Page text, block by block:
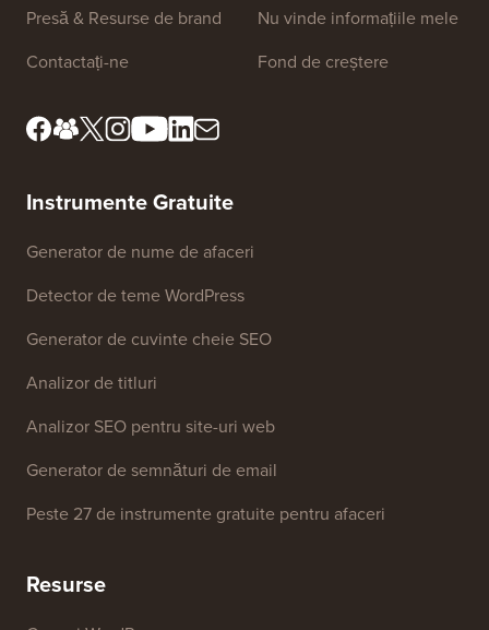
Despre noi
Standarde editoriale
Cunoaște consiliul nostru
de revizuire
Presă & Resurse de brand
Politica de
confidențialitate
Instrumente Gratuite
Generator de nume de afaceri
Detector de teme WordPress
Generator de cuvinte cheie SEO